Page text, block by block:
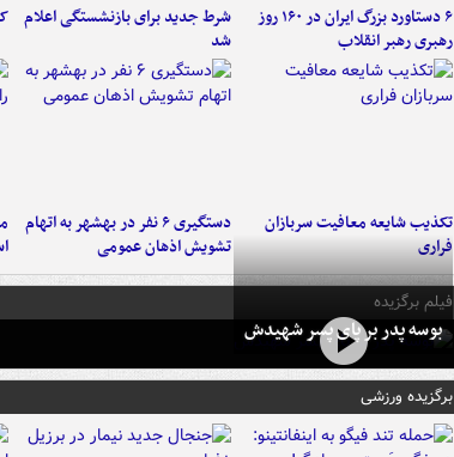
۶ دستاورد بزرگ ایران در ۱۶۰ روز
رهبری رهبر انقلاب
شرط جدید برای بازنشستگی اعلام
شد
تکذیب شایعه معافیت سربازان
فراری
دستگیری ۶ نفر در بهشهر به اتهام
تشویش اذهان عمومی
فیلم برگزیده
بوسه‌ پدر بر پای پسر شهیدش
برگزیده ورزشی